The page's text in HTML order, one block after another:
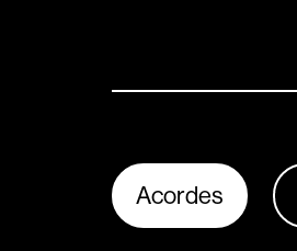
Acordes